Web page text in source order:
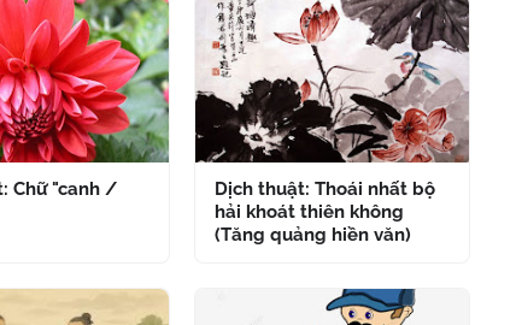
Chữ "canh /
Dịch thuật: Thoái nhất bộ
hải khoát thiên không
(Tăng quảng hiền văn)